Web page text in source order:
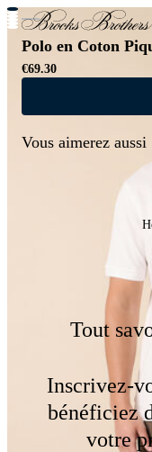
Nouvelles
Polo en Coton
€69.30
Vous aimerez aussi
Tout
Inscrivez-
bénéficiez
votre